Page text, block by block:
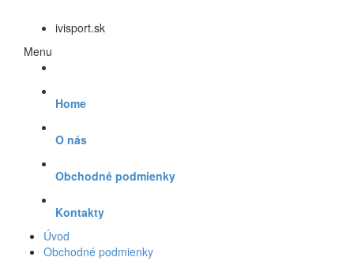
ivisport.sk
Menu
Home
O nás
Obchodné podmienky
Kontakty
Úvod
Obchodné podmienky